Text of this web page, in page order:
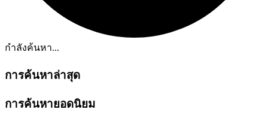
กำลังค้นหา...
การค้นหาล่าสุด
การค้นหายอดนิยม